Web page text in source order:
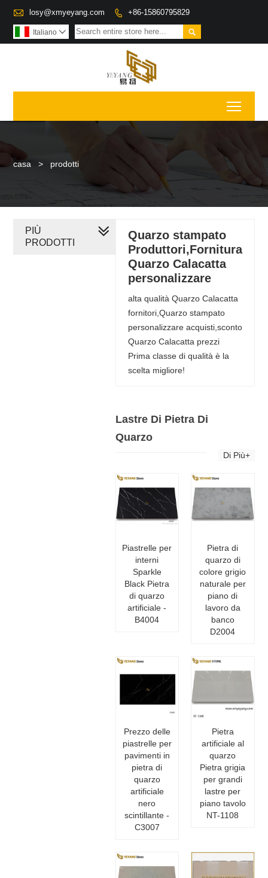
 losy@xmyeyang.com  +86-15860795829

Italiano 
casa > prodotti
Quarzo stampato
Produttori,Fornitura
Quarzo Calacatta
personalizzare
alta qualità Quarzo Calacatta
fornitori,Quarzo stampato
personalizzare acquisti,sconto
Quarzo Calacatta prezzi
Prima classe di qualità è la
scelta migliore!
Lastre Di Pietra Di
Quarzo
Di Più+
Piastrelle per
interni
Sparkle
Black Pietra
di quarzo
artificiale -
B4004
Pietra di
quarzo di
colore grigio
naturale per
piano di
lavoro da
banco
D2004
Prezzo delle
piastrelle per
pavimenti in
pietra di
quarzo
artificiale
nero
scintillante -
C3007
Pietra
artificiale al
quarzo
Pietra grigia
per grandi
lastre per
piano tavolo
NT-1108
PIÙ
PRODOTTI